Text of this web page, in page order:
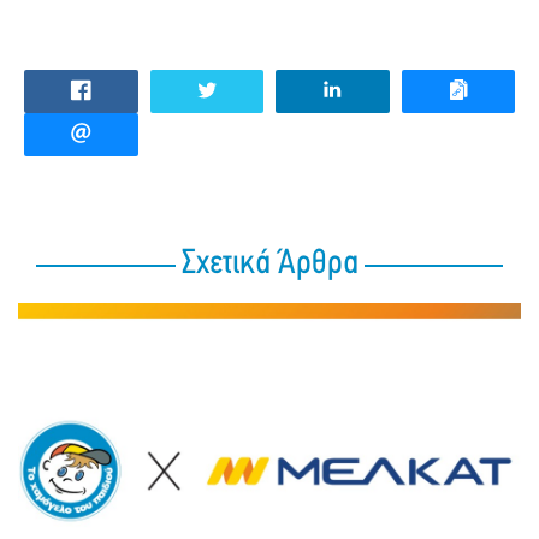
Σχετικά Άρθρα